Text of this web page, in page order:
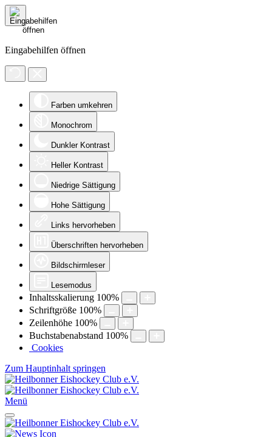
Eingabehilfen öffnen
Farben umkehren
Monochrom
Dunkler Kontrast
Heller Kontrast
Niedrige Sättigung
Hohe Sättigung
Links hervorheben
Überschriften hervorheben
Bildschirmleser
Lesemodus
Inhaltsskalierung 100%
Schriftgröße 100%
Zeilenhöhe 100%
Buchstabenabstand 100%
Cookies
Zum Hauptinhalt springen
Menü